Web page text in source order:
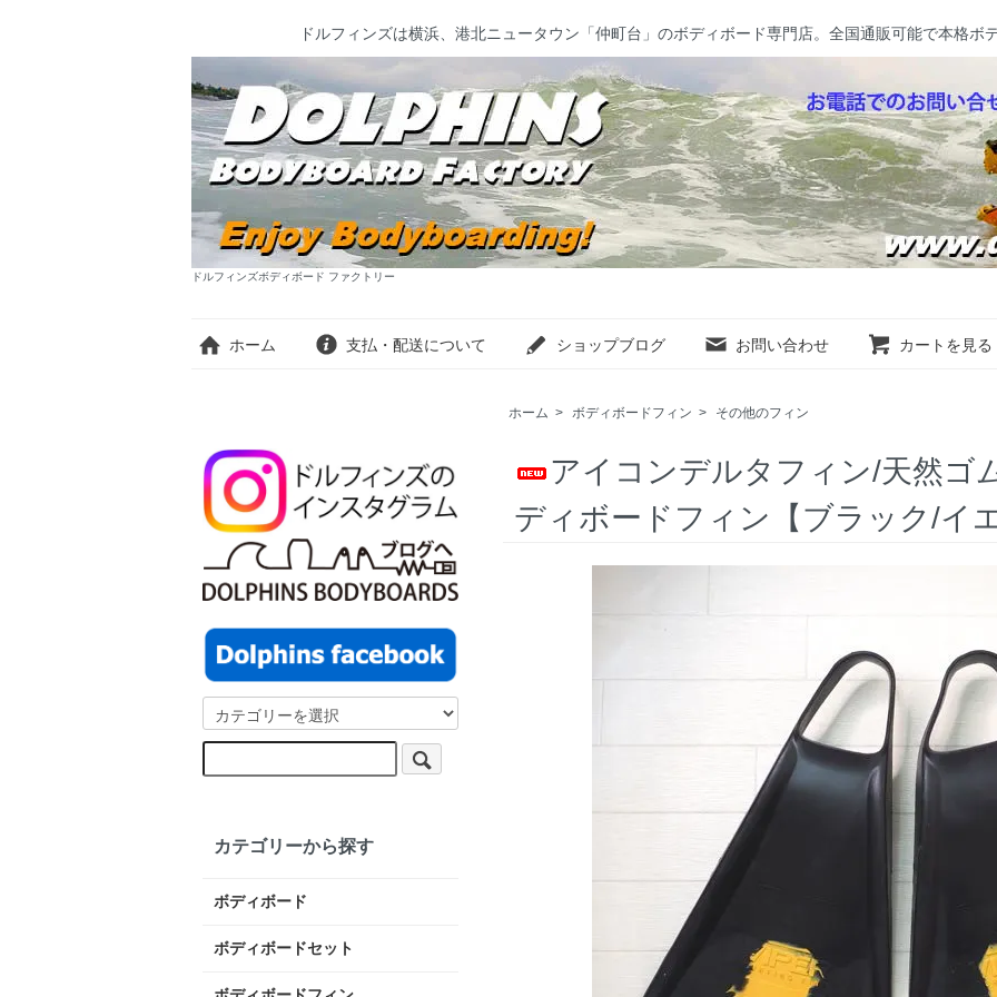
ドルフィンズは横浜、港北ニュータウン「仲町台」のボディボード専門店。全国通販可能で本格ボ
ドルフィンズボディボード ファクトリー
ホーム 支払・配送について ショップブログ お問い合わせ カートを見る
ホーム > ボディボードフィン > その他のフィン
アイコンデルタフィン/天然ゴ
ディボードフィン【ブラック/イ
カテゴリーから探す
ボディボード
ボディボードセット